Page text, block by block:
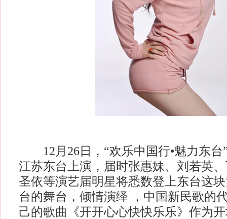
12月26日，“欢乐中国行•魅力东台
江苏东台上演，届时张惠妹、刘若英
圣依等演艺届明星将悉数登上东台这
台的舞台，倾情演绎 ，中国新民歌的
己的歌曲《开开心心快快乐乐》作为